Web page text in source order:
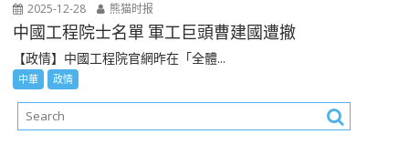
2025-12-28 熊猫时报
中國工程院士名單 軍工巨頭曹建國遭撤
【政情】中國工程院官網昨在「全體...
中華 政情